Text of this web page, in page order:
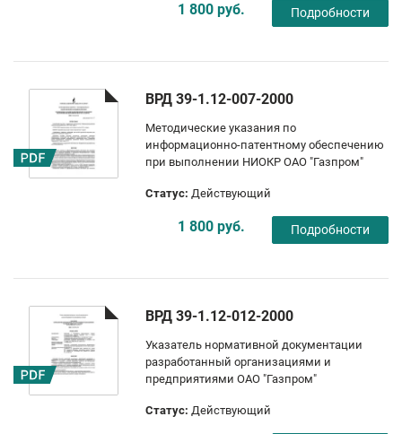
1 800 руб. Подробности
ВРД 39-1.12-007-2000
Методические указания по
информационно-патентному обеспечению
при выполнении НИОКР ОАО "Газпром"
Статус: Действующий
1 800 руб. Подробности
ВРД 39-1.12-012-2000
Указатель нормативной документации
разработанный организациями и
предприятиями ОАО "Газпром"
Статус: Действующий